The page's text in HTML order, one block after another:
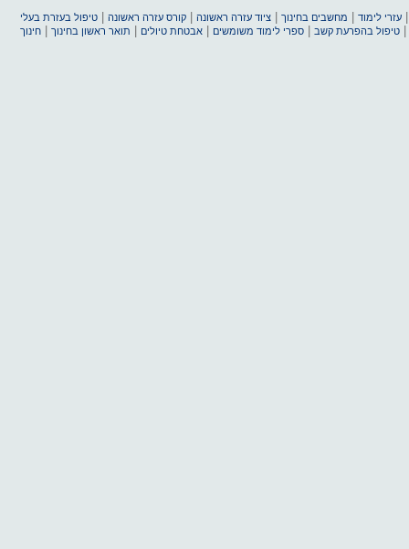
עזרי לימוד מחשבים בחינוך |ציוד עזרה ראשונה |קורס עזרה ראשונה |טיפול בעזרת בעלי
|טיפול בהפרעת קשב |ספרי לימוד משומשים |אבטחת טיולים תואר ראשון בחינוך |חינוך